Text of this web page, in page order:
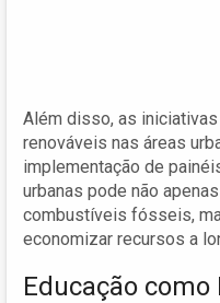
Além disso, as
renováveis nas áreas
implementação de
urbanas pode não
combustíveis fósseis,
economizar recursos a
Educação